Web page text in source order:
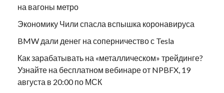
на вагоны метро
Экономику Чили спасла вспышка коронавируса
BMW дали денег на соперничество с Tesla
Как зарабатывать на «металлическом» трейдинге?
Узнайте на бесплатном вебинаре от NPBFX, 19
августа в 20:00 по МСК